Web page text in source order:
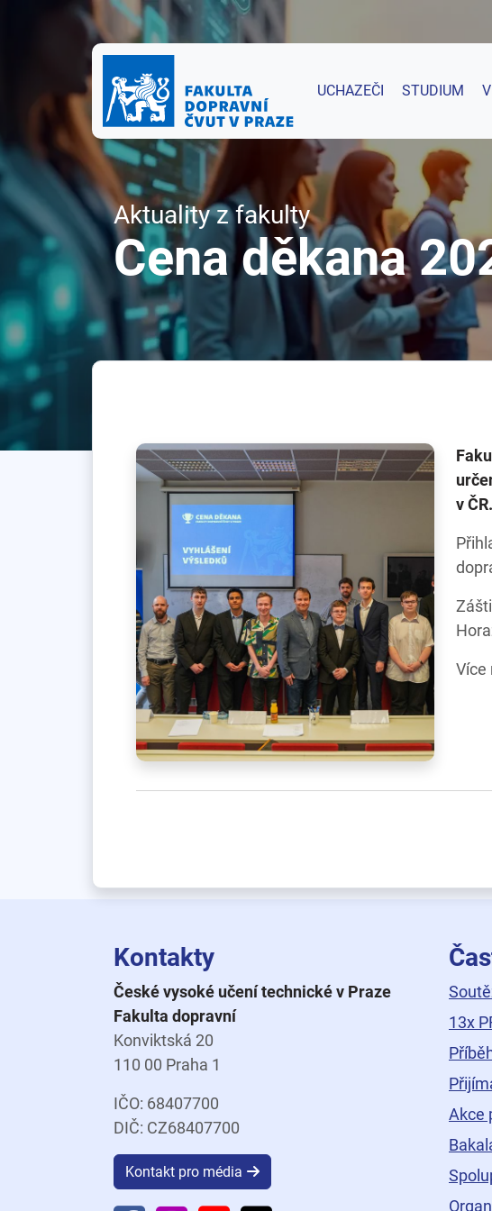
UCHAZEČI STUDIUM
Aktuality z fakulty
Cena děkana
v ČR.
Více
Kontakty
České vysoké učení technické v Praze
Fakulta dopravní
Konviktská 20
110 00 Praha 1
IČO: 68407700
DIČ: CZ68407700
Kontakt pro média
13x
Akce